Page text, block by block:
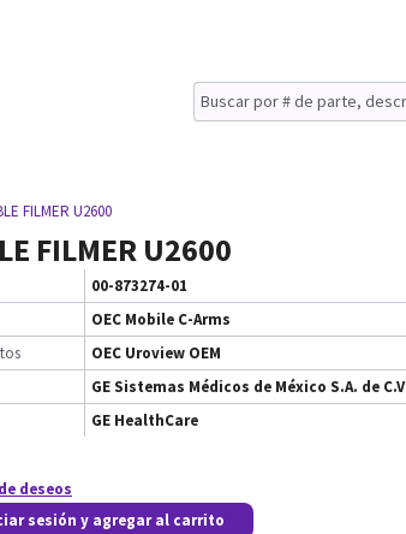
FILMER U2600
FILMER U2600
00-873274-01
OEC Mobile C-Arms
OEC Uroview OEM
GE Sistemas Médicos de México S.A. de C.V
GE HealthCare
deseos
sesión y agregar al carrito